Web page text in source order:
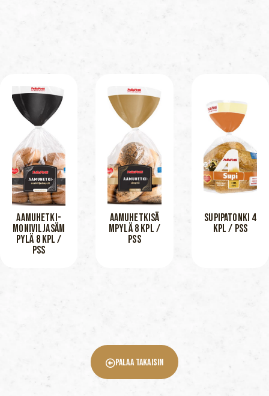
AAMUHETKI-
MONIVILJASÄM
PYLÄ 8 KPL /
PSS
AAMUHETKISÄ
MPYLÄ 8 KPL /
PSS
SUPIPATONKI 4
KPL / PSS
Palaa Takaisin